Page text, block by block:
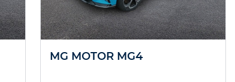
MG MOTOR MG4